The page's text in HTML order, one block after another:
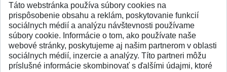
SPÄŤ NA VRCH
Táto webstránka používa súbory cookies na
prispôsobenie obsahu a reklám, poskytovanie funkcií
sociálnych médií a analýzu návštevnosti používame
súbory cookie. Informácie o tom, ako používate naše
webové stránky, poskytujeme aj našim partnerom v oblasti
sociálnych médií, inzercie a analýzy. Títo partneri môžu
príslušné informácie skombinovať s ďalšími údajmi, ktoré